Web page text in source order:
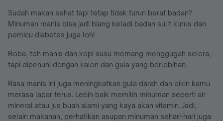
Sudah makan sehat tapi tetap tidak turun berat badan?
Minuman manis bisa jadi biang keladi badan sulit kurus dan
pemicu diabetes juga loh!
Boba, teh manis dan kopi susu memang menggugah selera,
tapi dipenuhi dengan kalori dan gula yang berlebihan.
Rasa manis ini juga meningkatkan gula darah dan bikin kamu
merasa lapar terus. Lebih baik memilih minuman seperti air
mineral atau jus buah alami yang kaya akan vitamin. Jadi,
selain makanan, perhatikan asupan minuman sehari-hari juga